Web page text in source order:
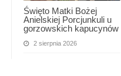
Święto Matki Bożej
Anielskiej Porcjunkuli u
gorzowskich kapucynów
2 sierpnia 2026